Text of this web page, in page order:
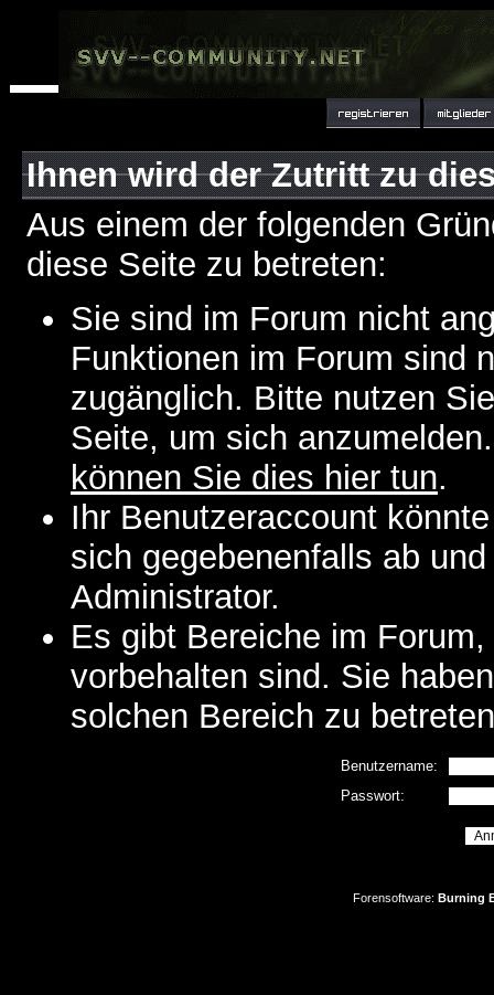
Ihnen wird der Zutritt zu
Aus einem der folgenden
diese Seite zu betreten:
Sie sind im Forum nicht
Funktionen im Forum sind
zugänglich. Bitte nutzen
Seite, um sich
können Sie dies hier tun.
Ihr Benutzeraccount
sich gegebenenfalls ab
Administrator.
Es gibt Bereiche im
vorbehalten sind. Sie
solchen Bereich zu
Benutzername:
Passwort:
Forensoftware: Burning